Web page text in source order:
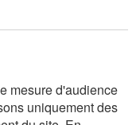
mesure d'audience
uniquement des